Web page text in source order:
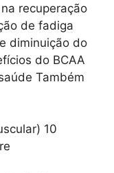
recuperação
de fadiga
diminuição do
do BCAA
Também